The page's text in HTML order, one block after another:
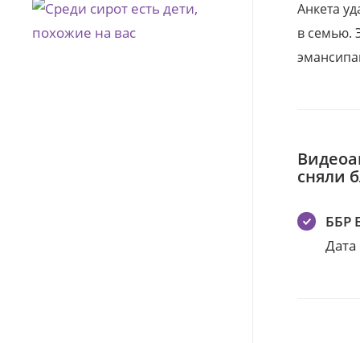
Анкета
в семью.
сняли
ББР